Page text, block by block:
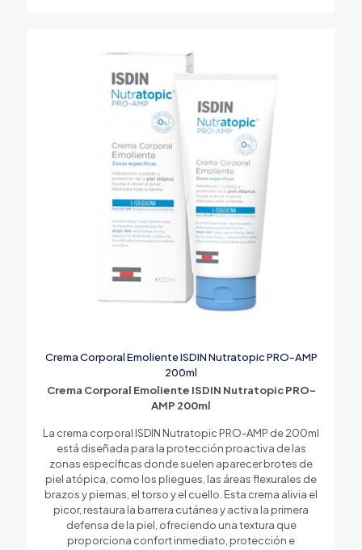
Crema Corporal Emoliente ISDIN Nutratopic PRO-AMP
200ml
Crema Corporal Emoliente ISDIN Nutratopic PRO-
AMP 200ml
La crema corporal ISDIN Nutratopic PRO-AMP de 200ml
está diseñada para la protección proactiva de las
zonas específicas donde suelen aparecer brotes de
piel atópica, como los pliegues, las áreas flexurales de
brazos y piernas, el torso y el cuello. Esta crema alivia el
picor, restaura la barrera cutánea y activa la primera
defensa de la piel, ofreciendo una textura que
proporciona confort inmediato, protección e